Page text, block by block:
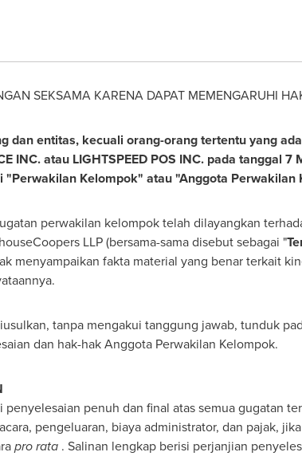
SEKSAMA KARENA DAPAT MEMENGARUHI
dan entitas, kecuali orang-orang tertentu yang
INC. atau LIGHTSPEED POS INC. pada tanggal 7
"Perwakilan Kelompok" atau "Anggota Perwakilan
perwakilan kelompok telah dilayangkan
LLP (bersama-sama disebut sebagai "
menyampaikan fakta material yang benar terkait
tanpa mengakui tanggung jawab, tunduk
dan hak-hak Anggota Perwakilan Kelompok.
penuh dan final atas semua gugatan
pengeluaran, biaya administrator, dan pajak,
pro rata. Salinan lengkap berisi perjanjian